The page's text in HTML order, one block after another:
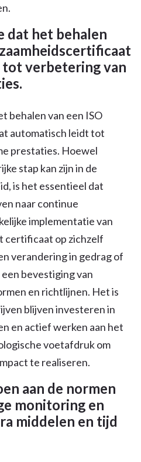
dat het behalen
verbetering van
behalen van een ISO
automatisch leidt tot
prestaties. Hoewel
stap kan zijn in de
is het essentieel dat
naar continue
implementatie van
certificaat op zichzelf
verandering in gedrag of
bevestiging van
en richtlijnen. Het is
blijven investeren in
en actief werken aan het
voetafdruk om
te realiseren.
aan de normen
monitoring en
middelen en tijd